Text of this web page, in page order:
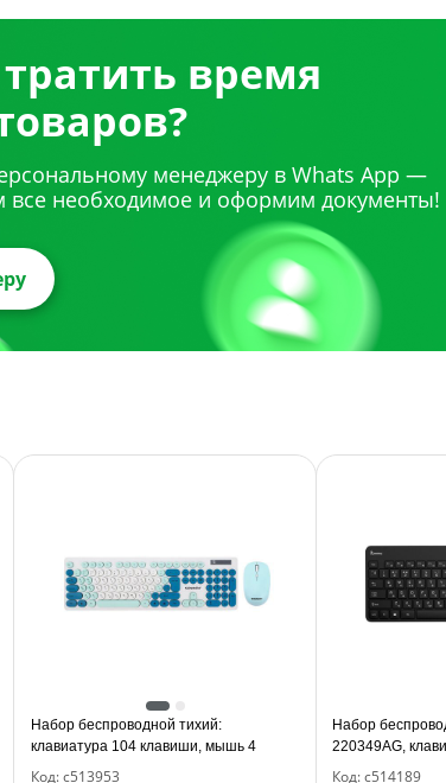
время
менеджеру в Whats App —
необходимое и оформим документы!
Набор беспроводной тихий:
клавиатура 104 клавиши, мышь 4
кнопки 800/1200/1600 dpi, SONNEN K-
Код: с513953
Набор
220349AG,
кнопки+1
Код: с514189